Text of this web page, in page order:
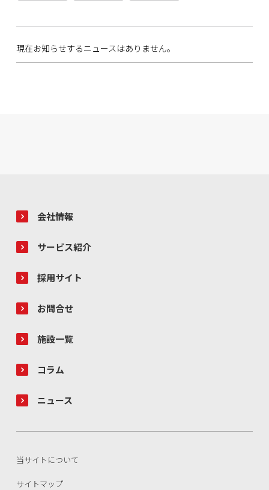
現在お知らせするニュースはありません。
会社情報
サービス紹介
採用サイト
お問合せ
施設一覧
コラム
ニュース
当サイトについて
サイトマップ